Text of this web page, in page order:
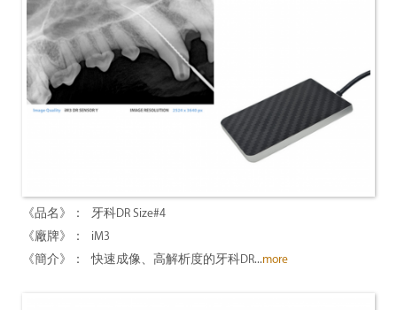
牙科DR Size#4
iM3
快速成像、高解析度的牙科DR...more